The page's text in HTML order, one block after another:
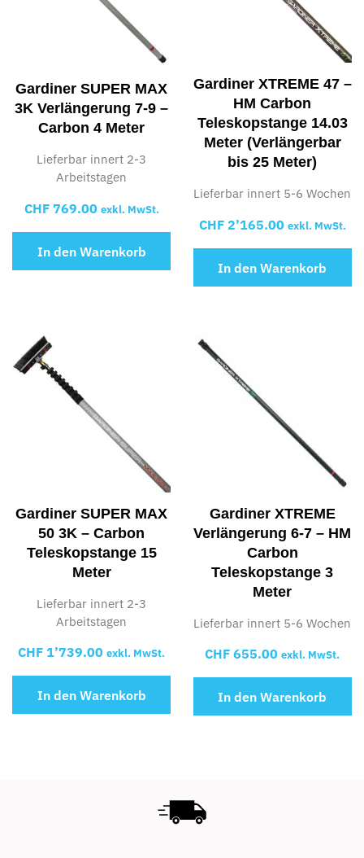
Gardiner SUPER MAX
3K Verlängerung 7-9 –
Carbon 4 Meter
Lieferbar innert 2-3
Arbeitstagen
CHF769.00 exkl. MwSt.
In den Warenkorb
Gardiner XTREME 47 –
HM Carbon
Teleskopstange 14.03
Meter (Verlängerbar
bis 25 Meter)
Lieferbar innert 5-6 Wochen
CHF2’165.00 exkl. MwSt.
In den Warenkorb
Gardiner SUPER MAX
50 3K – Carbon
Teleskopstange 15
Meter
Lieferbar innert 2-3
Arbeitstagen
CHF 1’739.00 exkl. MwSt.
In den Warenkorb
Gardiner XTREME
Verlängerung 6-7 – HM
Carbon
Teleskopstange 3
Meter
Lieferbar innert 5-6 Wochen
CHF 655.00 exkl. MwSt.
In den Warenkorb